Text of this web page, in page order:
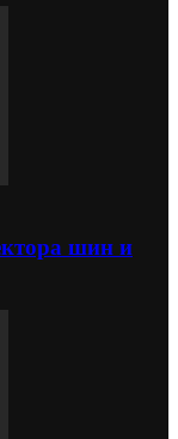
шин и